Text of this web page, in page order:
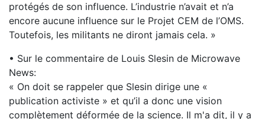
protégés de son influence. L’industrie n’avait et n’a
encore aucune influence sur le Projet CEM de l’OMS.
Toutefois, les militants ne diront jamais cela. »
• Sur le commentaire de Louis Slesin de Microwave
News:
« On doit se rappeler que Slesin dirige une «
publication activiste » et qu’il a donc une vision
complètement déformée de la science. Il m'a dit, il y a